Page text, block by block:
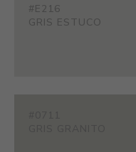
#E216
GRIS ESTUCO